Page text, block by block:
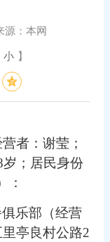
源： 本网
小 】
营者： 谢莹；
岁 ； 居民身份
：
乐部 （经营
亭良村公路2